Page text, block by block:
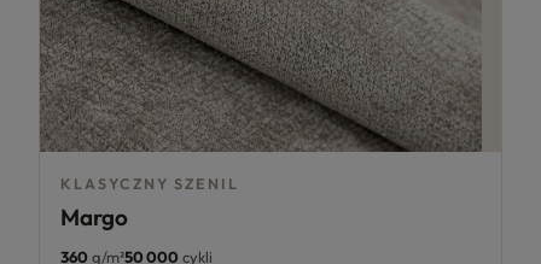
KLASYCZNY SZENIL
Margo
360g/m²50 000cykli